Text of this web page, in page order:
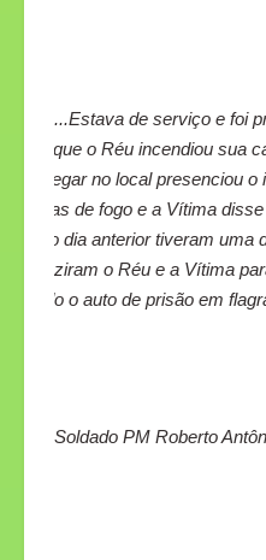
...Estava de serviço e foi
disse que o Réu incendiou sua
Ao chegar no local presenciou
chamas de fogo e a Vítima
que no dia anterior tiveram
conduziram o Réu e a Vítima
lavrado o auto de prisão em
Soldado PM Roberto